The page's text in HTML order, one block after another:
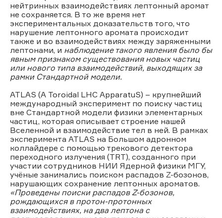
нейтринных взаимодействиях лептонный аромат
не сохраняется. В то же время нет
экспериментальных доказательств того, что
нарушение лептонного аромата происходит
также и во взаимодействиях между заряженными
лептонами, и наблюдение такого явления было бы
явным признаком существования новых частиц
или нового типа взаимодействий, выходящих за
рамки Стандартной модели.
ATLAS (A Toroidal LHC ApparatuS) – крупнейший
международный эксперимент по поиску частиц
вне Стандартной модели физики элементарных
частиц, которая описывает строение нашей
Вселенной и взаимодействие тел в ней. В рамках
эксперимента ATLAS на Большом адронном
коллайдере с помощью трекового детектора
переходного излучения (TRT), созданного при
участии сотрудников НИИ Ядерной физики МГУ,
учёные занимались поиском распадов Z-бозонов,
нарушающих сохранение лептонных ароматов.
«Проведены поиски распадов Z-бозонов,
рождающихся в протон-протонных
взаимодействиях, на два лептона с